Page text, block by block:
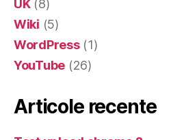
UK(8)
Wiki (5)
WordPress(1)
YouTube (26)
Articole recente